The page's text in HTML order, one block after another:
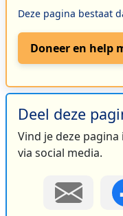
Deze pagina bestaat
Doneer en help
Deel deze
Vind je deze
via social media.